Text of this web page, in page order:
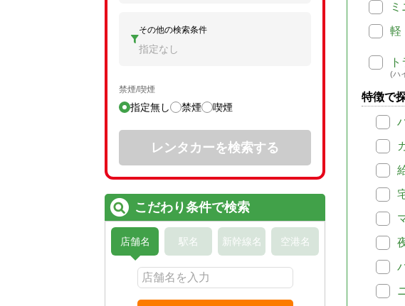
軽
(ハ
特徴で
その他の検索条件
指定なし
禁煙/喫煙
指定無し 禁煙 喫煙
レンタカーを検索する
こだわり条件で検索
店舗名 駅名 新幹線名 空港名